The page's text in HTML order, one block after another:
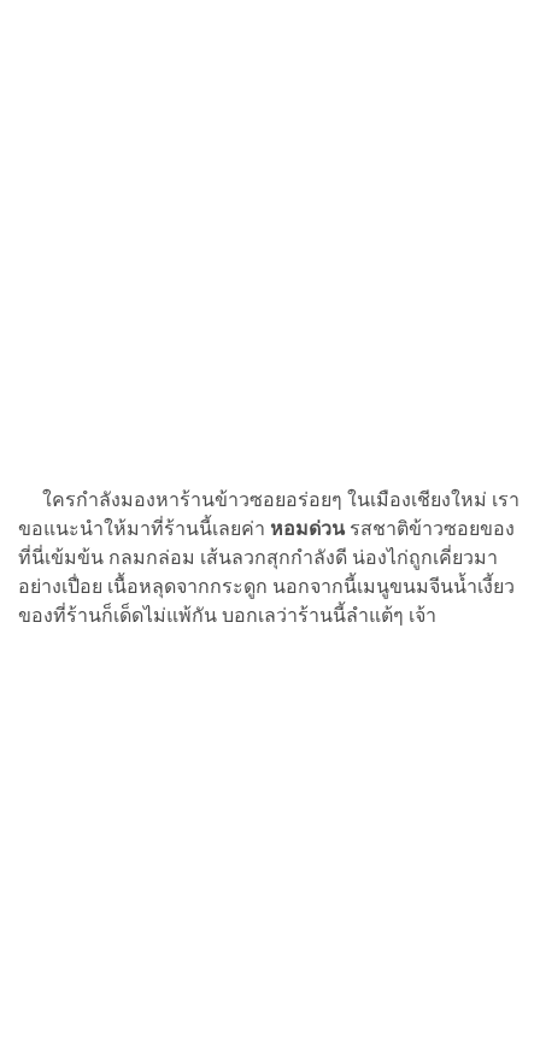
ใครกำลังมองหาร้านข้าวซอยอร่อยๆ ในเมืองเชียงใหม่ เรา
ขอแนะนำให้มาที่ร้านนี้เลยค่า หอมด่วนรสชาติข้าวซอยของ
ที่นี่เข้มข้น กลมกล่อม เส้นลวกสุกกำลังดี น่องไก่ถูกเคี่ยวมา
อย่างเปื่อย เนื้อหลุดจากกระดูก นอกจากนี้เมนูขนมจีนน้ำเงี้ยว
ของที่ร้านก็เด็ดไม่แพ้กัน บอกเลว่าร้านนี้ลำแต้ๆ เจ้า